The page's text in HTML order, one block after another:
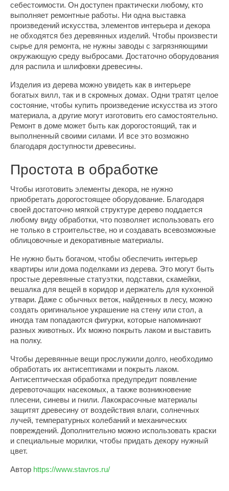
себестоимости. Он доступен практически любому, кто
выполняет ремонтные работы. Ни одна выставка
произведений искусства, элементов интерьера и декора
не обходятся без деревянных изделий. Чтобы произвести
сырье для ремонта, не нужны заводы с загрязняющими
окружающую среду выбросами. Достаточно оборудования
для распила и шлифовки древесины.
Изделия из дерева можно увидеть как в интерьере
богатых вилл, так и в скромных домах. Одни тратят целое
состояние, чтобы купить произведение искусства из этого
материала, а другие могут изготовить его самостоятельно.
Ремонт в доме может быть как дорогостоящий, так и
выполненный своими силами. И все это возможно
благодаря доступности древесины.
Простота в обработке
Чтобы изготовить элементы декора, не нужно
приобретать дорогостоящее оборудование. Благодаря
своей достаточно мягкой структуре дерево поддается
любому виду обработки, что позволяет использовать его
не только в строительстве, но и создавать всевозможные
облицовочные и декоративные материалы.
Не нужно быть богачом, чтобы обеспечить интерьер
квартиры или дома поделками из дерева. Это могут быть
простые деревянные статуэтки, подставки, скамейки,
вешалка для вещей в коридор и держатель для кухонной
утвари. Даже с обычных веток, найденных в лесу, можно
создать оригинальное украшение на стену или стол, а
иногда там попадаются фигурки, которые напоминают
разных животных. Их можно покрыть лаком и выставить
на полку.
Чтобы деревянные вещи прослужили долго, необходимо
обработать их антисептиками и покрыть лаком.
Антисептическая обработка предупредит появление
деревоточащих насекомых, а также возникновение
плесени, синевы и гнили. Лакокрасочные материалы
защитят древесину от воздействия влаги, солнечных
лучей, температурных колебаний и механических
повреждений. Дополнительно можно использовать краски
и специальные морилки, чтобы придать декору нужный
цвет.
Автор https://www.stavros.ru/